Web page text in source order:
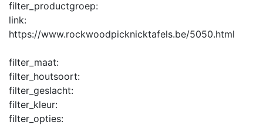
filter_productgroep:
link:
https://www.rockwoodpicknicktafels.be/5050.html
filter_maat:
filter_houtsoort:
filter_geslacht:
filter_kleur:
filter_opties: